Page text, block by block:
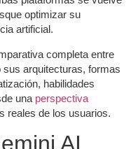
optimizar su
artificial.
completa entre
arquitecturas, formas
habilidades
una perspectiva
reales de los usuarios.
AI